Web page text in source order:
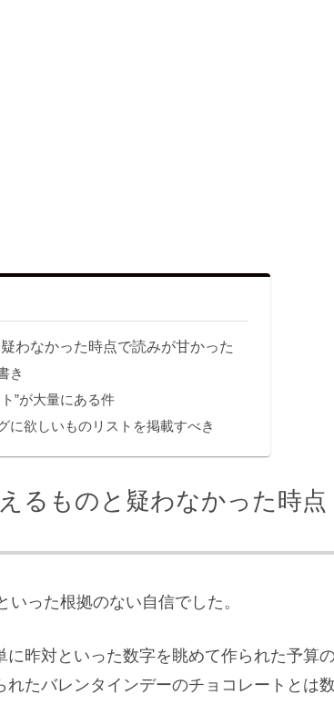
わなかった時点で読みが甘かった
き
”が大量にある件
に欲しいものリストを掲載すべき
るものと疑わなかった時点
った根拠のない自信でした。
昨対といった数字を眺めて作られた予算
たバレンタインデーのチョコレートとは数